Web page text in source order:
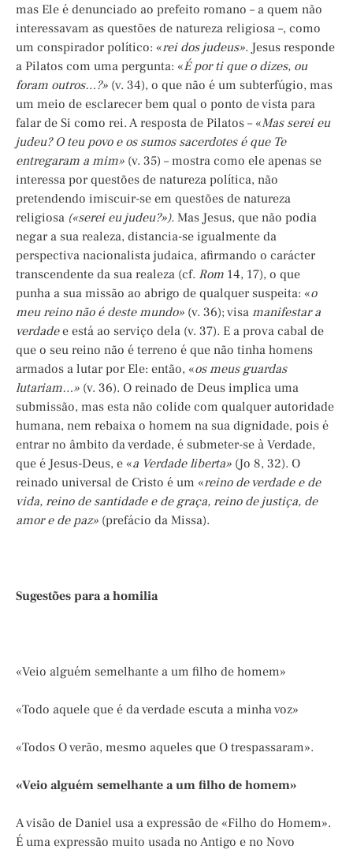
mas Ele é denunciado ao prefeito romano – a quem não
interessavam as questões de natureza religiosa –, como
um conspirador político: «rei dos judeus». Jesus responde
a Pilatos com uma pergunta: «É por ti que o dizes, ou
foram outros…?» (v. 34), o que não é um subterfúgio, mas
um meio de esclarecer bem qual o ponto de vista para
falar de Si como rei. A resposta de Pilatos – «Mas serei eu
judeu? O teu povo e os sumos sacerdotes é que Te
entregaram a mim» (v. 35) – mostra como ele apenas se
interessa por questões de natureza política, não
pretendendo imiscuir-se em questões de natureza
religiosa («serei eu judeu?»). Mas Jesus, que não podia
negar a sua realeza, distancia-se igualmente da
perspectiva nacionalista judaica, afirmando o carácter
transcendente da sua realeza (cf. Rom 14, 17), o que
punha a sua missão ao abrigo de qualquer suspeita: «o
meu reino não é deste mundo» (v. 36); visa manifestar a
verdadee está ao serviço dela (v. 37). E a prova cabal de
que o seu reino não é terreno é que não tinha homens
armados a lutar por Ele: então, «os meus guardas
lutariam…» (v. 36). O reinado de Deus implica uma
submissão, mas esta não colide com qualquer autoridade
humana, nem rebaixa o homem na sua dignidade, pois é
entrar no âmbito da verdade, é submeter-se à Verdade,
que é Jesus-Deus, e «a Verdade liberta» (Jo 8, 32). O
reinado universal de Cristo é um «reino de verdade e de
vida, reino de santidade e de graça, reino de justiça, de
amor e de paz» (prefácio da Missa).
Sugestões para a homilia
«Veio alguém semelhante a um filho de homem»
«Todo aquele que é da verdade escuta a minha voz»
«Todos O verão, mesmo aqueles que O trespassaram».
«Veio alguém semelhante a um filho de homem»
A visão de Daniel usa a expressão de «Filho do Homem».
É uma expressão muito usada no Antigo e no Novo